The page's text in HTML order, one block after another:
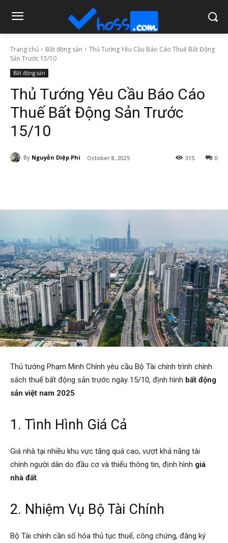
Trang chủ Bất động sản
Thủ Tướng Yêu Cầu Báo Cáo Thuế Bất Động
Sản Trước 15/10
Bất động sản
Thủ Tướng Yêu Cầu Báo Cáo
Thuế Bất Động Sản Trước
15/10
By Nguyễn Diệp Phi October 8, 2025 0
315
Thủ tướng Phạm Minh Chính yêu cầu Bộ Tài chính trình chính
sách thuế bất động sản trước ngày 15/10, định hình bất động
sản việt nam 2025.
1. Tình Hình Giá Cả
Giá nhà tại nhiều khu vực tăng quá cao, vượt khả năng tài
chính người dân do đầu cơ và thiếu thông tin, định hình giá
nhà đất.
2. Nhiệm Vụ Bộ Tài Chính
Bộ Tài chính cần số hóa thủ tục thuế, công chứng, đăng ký